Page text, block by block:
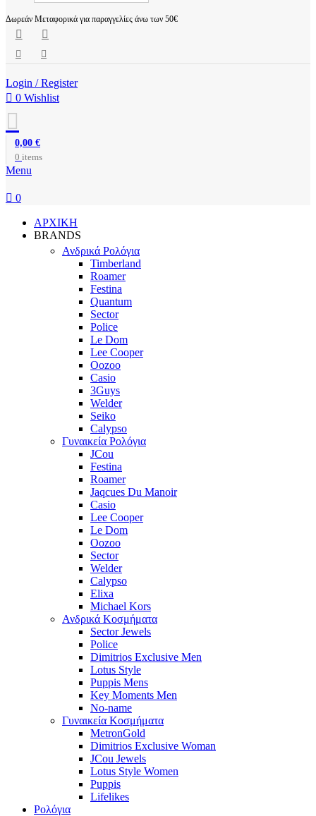
Δωρεάν Μεταφορικά για παραγγελίες άνω των 50€
Login / Register
0 Wishlist
0 items
0,00 €
Menu
0
ΑΡΧΙΚΗ
BRANDS
Ανδρικά Ρολόγια
Timberland
Roamer
Festina
Quantum
Sector
Police
Le Dom
Lee Cooper
Oozoo
Casio
3Guys
Welder
Seiko
Calypso
Γυναικεία Ρολόγια
JCou
Festina
Roamer
Jaqcues Du Manoir
Casio
Lee Cooper
Le Dom
Oozoo
Sector
Welder
Calypso
Elixa
Michael Kors
Ανδρικά Κοσμήματα
Sector Jewels
Police
Dimitrios Exclusive Men
Lotus Style
Puppis Mens
Key Moments Men
No-name
Γυναικεία Κοσμήματα
MetronGold
Dimitrios Exclusive Woman
JCou Jewels
Lotus Style Women
Puppis
Lifelikes
Ρολόγια